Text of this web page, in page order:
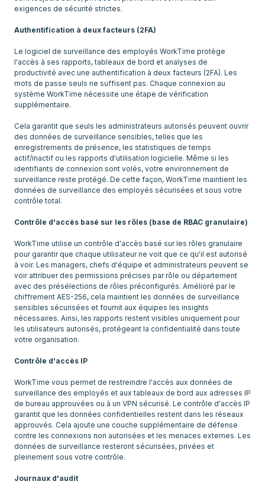
exigences de sécurité strictes.
Authentification à deux facteurs (2FA)
Le logiciel de surveillance des employés WorkTime protège
l'accès à ses rapports, tableaux de bord et analyses de
productivité avec une authentification à deux facteurs (2FA). Les
mots de passe seuls ne suffisent pas. Chaque connexion au
système WorkTime nécessite une étape de vérification
supplémentaire.
Cela garantit que seuls les administrateurs autorisés peuvent ouvrir
des données de surveillance sensibles, telles que les
enregistrements de présence, les statistiques de temps
actif/inactif ou les rapports d'utilisation logicielle. Même si les
identifiants de connexion sont volés, votre environnement de
surveillance reste protégé. De cette façon, WorkTime maintient les
données de surveillance des employés sécurisées et sous votre
contrôle total.
Contrôle d'accès basé sur les rôles (base de RBAC granulaire)
WorkTime utilise un contrôle d'accès basé sur les rôles granulaire
pour garantir que chaque utilisateur ne voit que ce qu'il est autorisé
à voir. Les managers, chefs d'équipe et administrateurs peuvent se
voir attribuer des permissions précises par rôle ou département
avec des présélections de rôles préconfigurés. Amélioré par le
chiffrement AES-256, cela maintient les données de surveillance
sensibles sécurisées et fournit aux équipes les insights
nécessaires. Ainsi, les rapports restent visibles uniquement pour
les utilisateurs autorisés, protégeant la confidentialité dans toute
votre organisation.
Contrôle d'accès IP
WorkTime vous permet de restreindre l'accès aux données de
surveillance des employés et aux tableaux de bord aux adresses IP
de bureau approuvées ou à un VPN sécurisé. Le contrôle d'accès IP
garantit que les données confidentielles restent dans les réseaux
approuvés. Cela ajoute une couche supplémentaire de défense
contre les connexions non autorisées et les menaces externes. Les
données de surveillance resteront sécurisées, privées et
pleinement sous votre contrôle.
Journaux d'audit